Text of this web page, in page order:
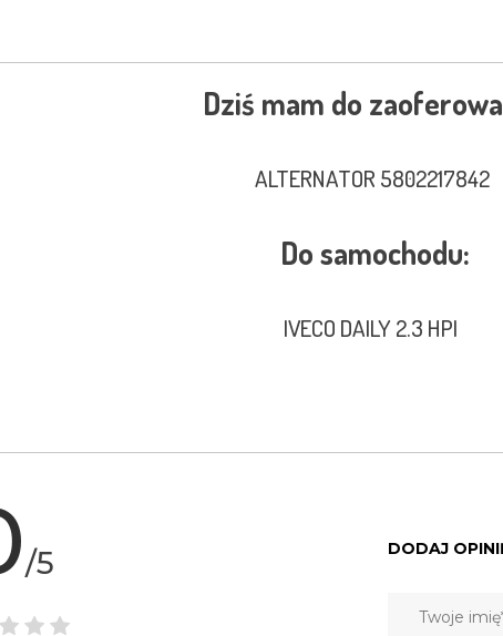
Dziś mam do
ALTERNATOR 5802217842
Do samochodu:
IVECO DAILY 2.3 HPI
/5 DODAJ